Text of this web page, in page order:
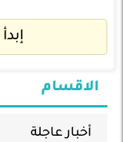
الاقسام
أخبار عاجلة